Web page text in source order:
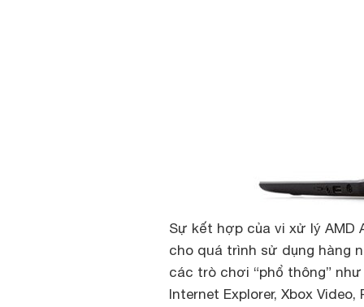
Sự kết hợp của vi xử lý AMD
cho quá trình sử dụng hàng
các trò chơi “phổ thông”
Internet Explorer, Xbox